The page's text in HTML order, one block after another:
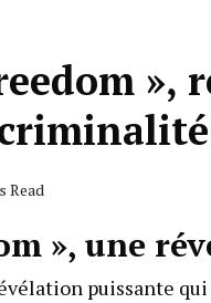
Read
», une
puissante